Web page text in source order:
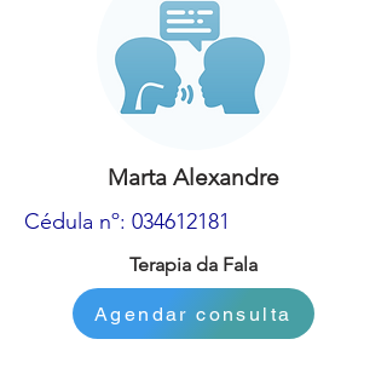
Marta Alexandre
Cédula nº: 034612181
Terapia da Fala
Agendar consulta